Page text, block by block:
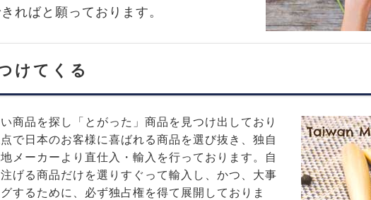
ればと願っております。
けてくる
商品を探し「とがった」商品を見つけ出しており
で日本のお客様に喜ばれる商品を選び抜き、独自
メーカーより直仕入・輸入を行っております。自
げる商品だけを選りすぐって輸入し、かつ、大事
するために、必ず独占権を得て展開しておりま